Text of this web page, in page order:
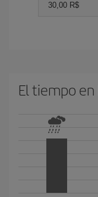
30,00 R$
El tiempo